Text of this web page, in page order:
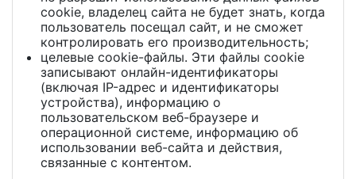
cookie, владелец сайта не будет знать, когда
пользователь посещал сайт, и не сможет
контролировать его производительность;
целевые cookie-файлы. Эти файлы cookie
записывают онлайн-идентификаторы
(включая IP-адрес и идентификаторы
устройства), информацию о
пользовательском веб-браузере и
операционной системе, информацию об
использовании веб-сайта и действия,
связанные с контентом.